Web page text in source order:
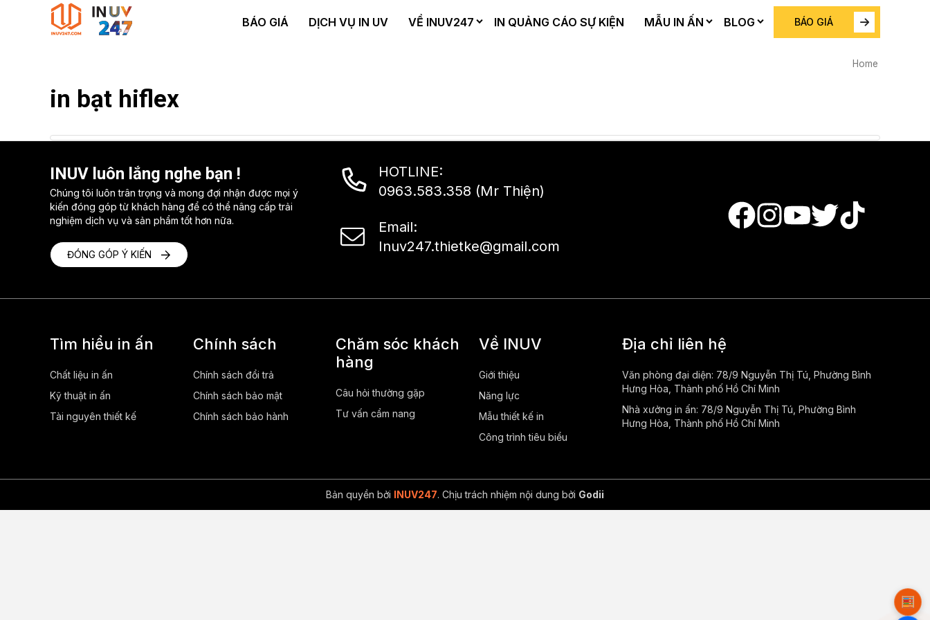
BÁO GIÁ DỊCH VỤ IN UV VỀ INUV247 IN QUẢNG CÁO SỰ KIỆN MẪU IN ẤN BLOG BÁO GIÁ
Home
in bạt hiflex
INUV luôn lắng nghe bạn !
Chúng tôi luôn trân trọng và mong đợi nhận được mọi ý
kiến đóng góp từ khách hàng để có thể nâng cấp trải
nghiệm dịch vụ và sản phẩm tốt hơn nữa.
ĐÓNG GÓP Ý KIẾN
HOTLINE:
0963.583.358 (Mr Thiện)
Email:
Inuv247.thietke@gmail.com
Tìm hiểu in ấn
Chất liệu in ấn
Kỹ thuật in ấn
Tài nguyên thiết kế
Chính sách
Chính sách đổi trả
Chính sách bảo mật
Chính sách bảo hành
Chăm sóc khách
hàng
Câu hỏi thường gặp
Tư vấn cẩm nang
Về INUV
Giới thiệu
Năng lực
Mẫu thiết kế in
Công trình tiêu biểu
Địa chỉ liên hệ
Văn phòng đại diện: 78/9 Nguyễn Thị Tú, Phường Bình
Hưng Hòa, Thành phố Hồ Chí Minh
Nhà xưởng in ấn: 78/9 Nguyễn Thị Tú, Phường Bình
Hưng Hòa, Thành phố Hồ Chí Minh
Bản quyền bởi INUV247. Chịu trách nhiệm nội dung bởi Godii